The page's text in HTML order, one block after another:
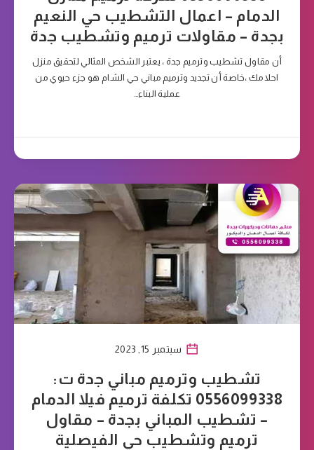
الدمام – اعمال التشطيب حي النعيم
بجدة – مقاولات ترميم وتشطيب جدة
أن مقاول تشطيب وترميم جدة ، يعتبر الشخص المثالي لتحقيق منزل
احلامك ،خاصة أن تجديد وترميم مباني حي الشام هو جزء حيوي من
عملية البناء…
سبتمبر 15, 2023
تشطيب وترميم مباني جدة ت:
0556099338 تكلفة ترميم فيلا الدمام
– تشطيب المباني بجدة – مقاول
ترميم وتشطيب حي الفيصلية